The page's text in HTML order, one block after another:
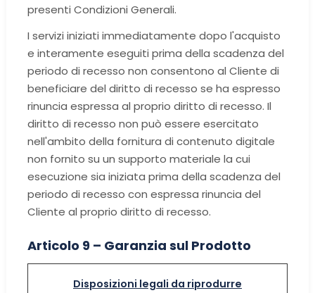
presenti Condizioni Generali.
I servizi iniziati immediatamente dopo l'acquisto
e interamente eseguiti prima della scadenza del
periodo di recesso non consentono al Cliente di
beneficiare del diritto di recesso se ha espresso
rinuncia espressa al proprio diritto di recesso. Il
diritto di recesso non può essere esercitato
nell'ambito della fornitura di contenuto digitale
non fornito su un supporto materiale la cui
esecuzione sia iniziata prima della scadenza del
periodo di recesso con espressa rinuncia del
Cliente al proprio diritto di recesso.
Articolo 9 – Garanzia sul Prodotto
Disposizioni legali da riprodurre